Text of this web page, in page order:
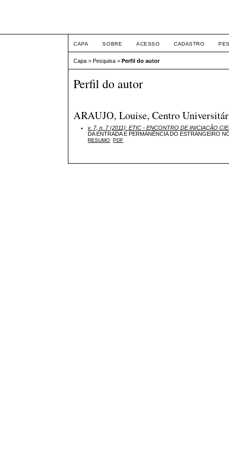
CAPA SOBRE ACESSO CADASTRO
Capa >Pesquisa >Perfil do autor
Perfil do autor
ARAUJO, Louise, Centro
v. 7, n. 7 (2011): ETIC - ENCONTRO DE INICIAÇÃO
DA ENTRADA E PERMANÊNCIA DO ESTRANGEIRO
RESUMO PDF